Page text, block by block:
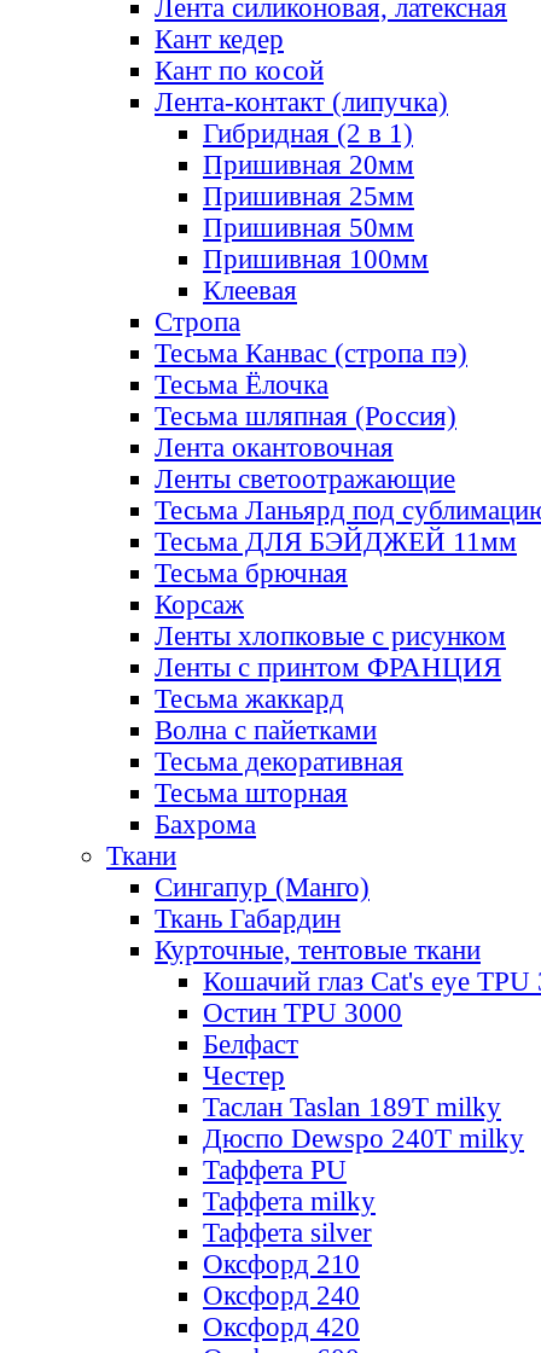
Лента силиконовая, латексная
Кант кедер
Кант по косой
Лента-контакт (липучка)
Гибридная (2 в 1)
Пришивная 20мм
Пришивная 25мм
Пришивная 50мм
Пришивная 100мм
Клеевая
Стропа
Тесьма Канвас (стропа пэ)
Тесьма Ёлочка
Тесьма шляпная (Россия)
Лента окантовочная
Ленты светоотражающие
Тесьма Ланьярд под
Тесьма ДЛЯ БЭЙДЖЕЙ 11мм
Тесьма брючная
Корсаж
Ленты хлопковые с рисунком
Ленты с принтом ФРАНЦИЯ
Тесьма жаккард
Волна с пайетками
Тесьма декоративная
Тесьма шторная
Бахрома
Ткани
Сингапур (Манго)
Ткань Габардин
Курточные, тентовые ткани
Кошачий глаз Cat's eye TPU
Остин TPU 3000
Белфаст
Честер
Таслан Taslan 189T milky
Дюспо Dewspo 240T milky
Таффета PU
Таффета milky
Таффета silver
Оксфорд 210
Оксфорд 240
Оксфорд 420